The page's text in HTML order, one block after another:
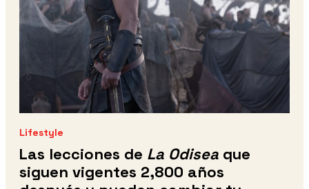
Lifestyle
Las lecciones de La Odisea que
siguen vigentes 2,800 años